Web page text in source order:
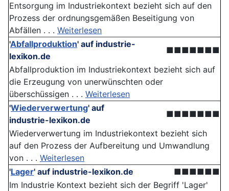
Entsorgung im Industriekontext bezieht sich auf den
Prozess der ordnungsgemäßen Beseitigung von
Abfällen . . . Weiterlesen
'Abfallproduktion' auf industrie-
lexikon.de
■■■■■■■
Abfallproduktion im Industriekontext bezieht sich auf
die Erzeugung von unerwünschten oder
überschüssigen . . . Weiterlesen
'Wiederverwertung' auf
industrie-lexikon.de
■■■■■■■
Wiederverwertung im Industriekontext bezieht sich
auf den Prozess der Aufbereitung und Umwandlung
von . . . Weiterlesen
'Lager' auf industrie-lexikon.de
■■■■■■
Im Industrie Kontext bezieht sich der Begriff 'Lager'